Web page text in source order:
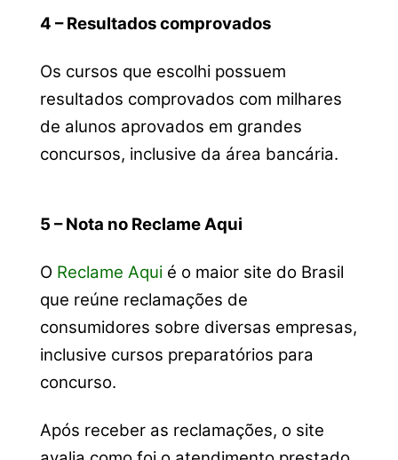
4 – Resultados comprovados
Os cursos que escolhi possuem
resultados comprovados com milhares
de alunos aprovados em grandes
concursos, inclusive da área bancária.
5 – Nota no Reclame Aqui
O Reclame Aquié o maior site do Brasil
que reúne reclamações de
consumidores sobre diversas empresas,
inclusive cursos preparatórios para
concurso.
Após receber as reclamações, o site